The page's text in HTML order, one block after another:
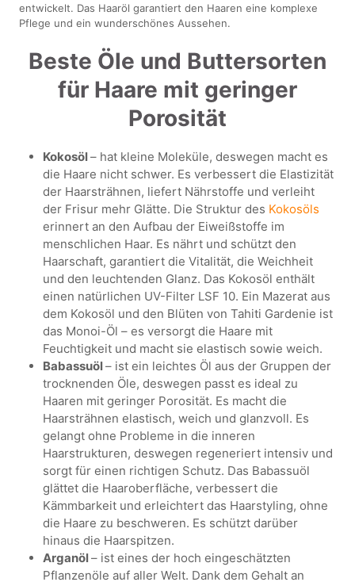
entwickelt. Das Haaröl garantiert den Haaren eine komplexe
Pflege und ein wunderschönes Aussehen.
Beste Öle und Buttersorten
für Haare mit geringer
Porosität
Kokosöl– hat kleine Moleküle, deswegen macht es
die Haare nicht schwer. Es verbessert die Elastizität
der Haarsträhnen, liefert Nährstoffe und verleiht
der Frisur mehr Glätte. Die Struktur des Kokosöls
erinnert an den Aufbau der Eiweißstoffe im
menschlichen Haar. Es nährt und schützt den
Haarschaft, garantiert die Vitalität, die Weichheit
und den leuchtenden Glanz. Das Kokosöl enthält
einen natürlichen UV-Filter LSF 10. Ein Mazerat aus
dem Kokosöl und den Blüten von Tahiti Gardenie ist
das Monoi-Öl – es versorgt die Haare mit
Feuchtigkeit und macht sie elastisch sowie weich.
Babassuöl– ist ein leichtes Öl aus der Gruppen der
trocknenden Öle, deswegen passt es ideal zu
Haaren mit geringer Porosität. Es macht die
Haarsträhnen elastisch, weich und glanzvoll. Es
gelangt ohne Probleme in die inneren
Haarstrukturen, deswegen regeneriert intensiv und
sorgt für einen richtigen Schutz. Das Babassuöl
glättet die Haaroberfläche, verbessert die
Kämmbarkeit und erleichtert das Haarstyling, ohne
die Haare zu beschweren. Es schützt darüber
hinaus die Haarspitzen.
Arganöl– ist eines der hoch eingeschätzten
Pflanzenöle auf aller Welt. Dank dem Gehalt an